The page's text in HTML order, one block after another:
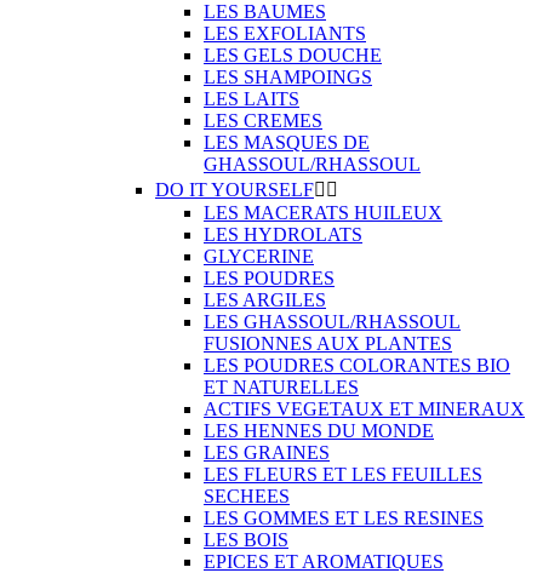
LES BAUMES
LES EXFOLIANTS
LES GELS DOUCHE
LES SHAMPOINGS
LES LAITS
LES CREMES
LES MASQUES DE
GHASSOUL/RHASSOUL
DO IT YOURSELF 
LES MACERATS HUILEUX
LES HYDROLATS
GLYCERINE
LES POUDRES
LES ARGILES
LES GHASSOUL/RHASSOUL
FUSIONNES AUX PLANTES
LES POUDRES COLORANTES BIO
ET NATURELLES
ACTIFS VEGETAUX ET MINERAUX
LES HENNES DU MONDE
LES GRAINES
LES FLEURS ET LES FEUILLES
SECHEES
LES GOMMES ET LES RESINES
LES BOIS
EPICES ET AROMATIQUES